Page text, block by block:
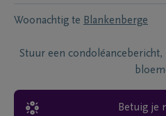
Woonachtig te Blankenberge
Stuur een
Betuig je